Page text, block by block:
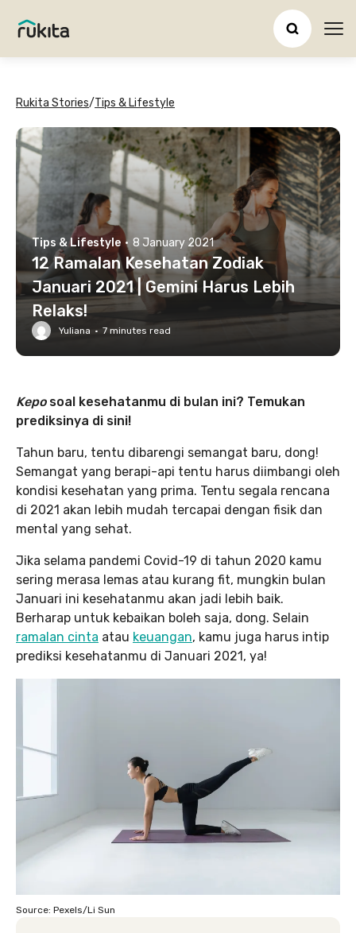
Rukita Stories/Tips & Lifestyle
Tips & Lifestyle · 8 January 2021
12 Ramalan Kesehatan Zodiak
Januari 2021 | Gemini Harus Lebih
Relaks!
Yuliana · 7 minutes read
Keposoal kesehatanmu di bulan ini? Temukan
prediksinya di sini!
Tahun baru, tentu dibarengi semangat baru, dong!
Semangat yang berapi-api tentu harus diimbangi oleh
kondisi kesehatan yang prima. Tentu segala rencana
di 2021 akan lebih mudah tercapai dengan fisik dan
mental yang sehat.
Jika selama pandemi Covid-19 di tahun 2020 kamu
sering merasa lemas atau kurang fit, mungkin bulan
Januari ini kesehatanmu akan jadi lebih baik.
Berharap untuk kebaikan boleh saja, dong. Selain
ramalan cinta atau keuangan, kamu juga harus intip
prediksi kesehatanmu di Januari 2021, ya!
Source: Pexels/Li Sun